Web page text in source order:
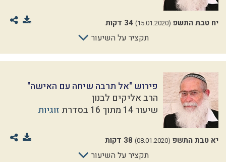
יח טבת התשפ (15.01.2020) 34 דקות
תקציר על השיעור
פירוש "אל תרבה שיחה עם האישה"
הרב אליקים לבנון
שיעור 14 מתוך 16 בסדרת
זוגיות
יא טבת התשפ (08.01.2020) 38 דקות
תקציר על השיעור